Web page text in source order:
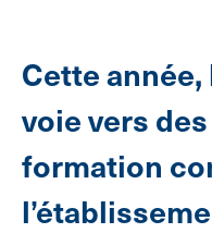
Cette année,
voie vers
formation